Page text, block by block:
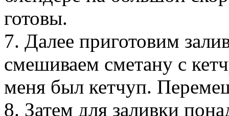
готовы.
7. Далее приготовим
смешиваем сметану с
меня был кетчуп.
8. Затем для заливки